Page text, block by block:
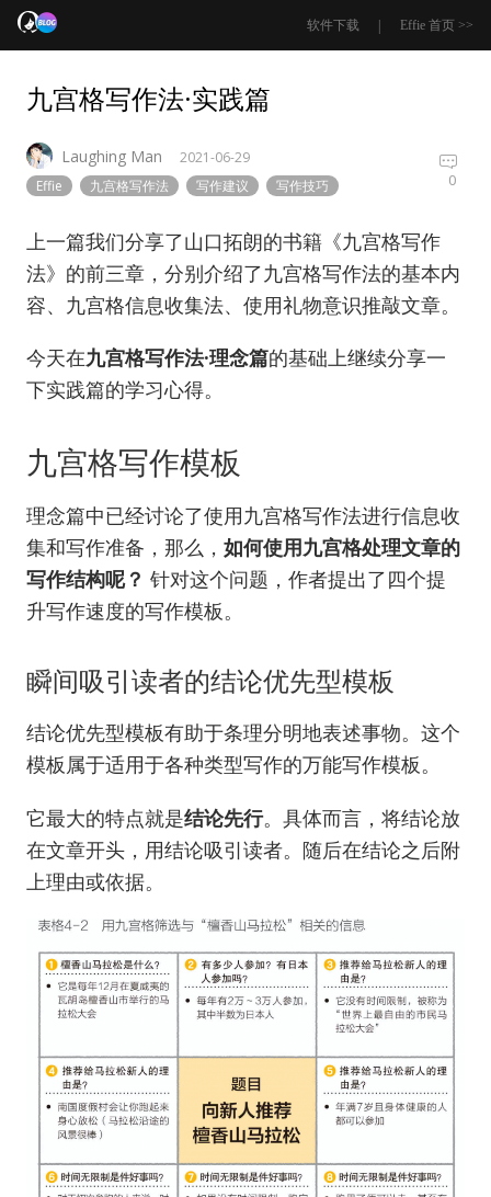
软件下载 | Effie 首页 >>
九宫格写作法·实践篇
Laughing Man
2021-06-29
Effie
九宫格写作法 写作建议 写作技巧 0
上一篇我们分享了山口拓朗的书籍《九宫格写作
法》的前三章，分别介绍了九宫格写作法的基本内
容、九宫格信息收集法、使用礼物意识推敲文章。
今天在九宫格写作法·理念篇的基础上继续分享一
下实践篇的学习心得。
九宫格写作模板
理念篇中已经讨论了使用九宫格写作法进行信息收
集和写作准备，那么， 如何使用九宫格处理文章的
写作结构呢？ 针对这个问题，作者提出了四个提
升写作速度的写作模板。
瞬间吸引读者的结论优先型模板
结论优先型模板有助于条理分明地表述事物。这个
模板属于适用于各种类型写作的万能写作模板。
它最大的特点就是结论先行。具体而言，将结论放
在文章开头，用结论吸引读者。随后在结论之后附
上理由或依据。